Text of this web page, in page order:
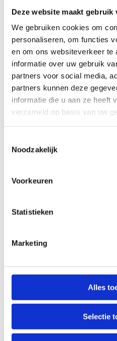
Deze website maakt gebruik
We gebruiken cookies om
personaliseren, om functies
en om ons websiteverkeer te
informatie over uw gebruik
partners voor social media,
partners kunnen deze
informatie die u aan ze heeft
verzameld op basis van uw
Noodzakelijk
Voorkeuren
Statistieken
Marketing
Alles
Selectie
Voor meer informatie over
kijkje bij deFAQ .
Wil je een probleem melden
hetRoutemeldpunt.
Heb je een vraag, contacteer
slecht
TIP:ontbrekende signalisatie